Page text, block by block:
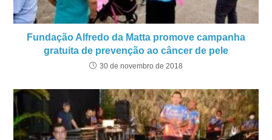
Fundação Alfredo da Matta promove campanha
gratuita de prevenção ao câncer de pele
30 de novembro de 2018